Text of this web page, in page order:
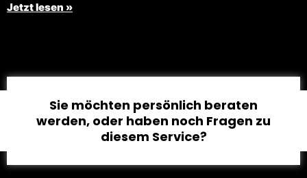
Jetzt lesen »
Sie möchten persönlich beraten
werden, oder haben noch Fragen zu
diesem Service?